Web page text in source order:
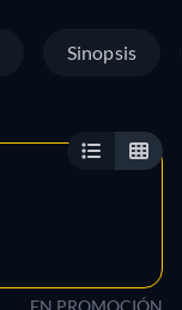
Sinopsis
EN PROMOCIÓN